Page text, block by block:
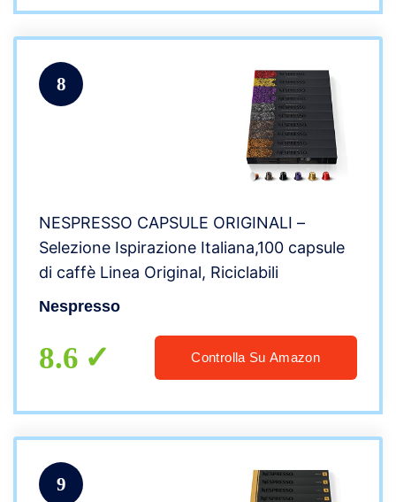
8
NESPRESSO CAPSULE ORIGINALI –
Selezione Ispirazione Italiana,100 capsule
di caffè Linea Original, Riciclabili
Nespresso
8.6 Controlla Su Amazon
9